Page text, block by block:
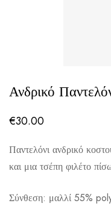
Ανδρικό
€30.00
Παντελόνι ανδρικό
και μια τσέπη φιλέτο
Σύνθεση: μαλλί 55%